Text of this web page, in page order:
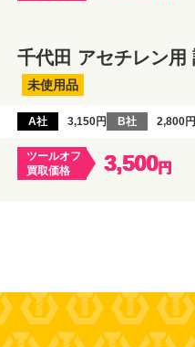
千代田 アセチレン用
未使用品
A社 3,150円 B社 2,800円
ツールオフ
買取価格
3,500円